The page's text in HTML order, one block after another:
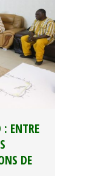
: ENTRE
DE